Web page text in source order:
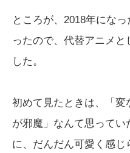
ところが、2018年にな
ったので、代替アニメと
した。
初めて見たときは、「
が邪魔」なんて思って
に、だんだん可愛く感